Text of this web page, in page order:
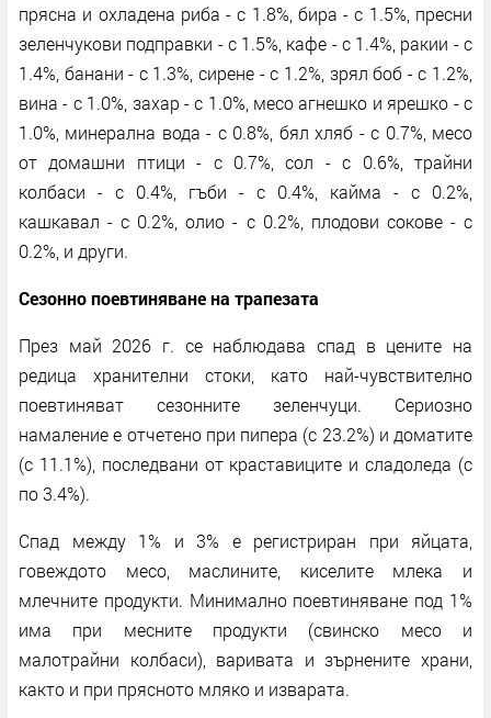
прясна и охладена риба - с 1.8%, бира - с 1.5%, пресни
зеленчукови подправки - с 1.5%, кафе - с 1.4%, ракии - с
1.4%, банани - с 1.3%, сирене - с 1.2%, зрял боб - с 1.2%,
вина - с 1.0%, захар - с 1.0%, месо агнешко и ярешко - с
1.0%, минерална вода - с 0.8%, бял хляб - с 0.7%, месо
от домашни птици - с 0.7%, сол - с 0.6%, трайни
колбаси - с 0.4%, гъби - с 0.4%, кайма - с 0.2%,
кашкавал - с 0.2%, олио - с 0.2%, плодови сокове - с
0.2%, и други.
Сезонно поевтиняване на трапезата
През май 2026 г. се наблюдава спад в цените на
редица хранителни стоки, като най-чувствително
поевтиняват сезонните зеленчуци. Сериозно
намаление е отчетено при пипера (с 23.2%) и доматите
(с 11.1%), последвани от краставиците и сладоледа (с
по 3.4%).
Спад между 1% и 3% е регистриран при яйцата,
говеждото месо, маслините, киселите млека и
млечните продукти. Минимално поевтиняване под 1%
има при месните продукти (свинско месо и
малотрайни колбаси), варивата и зърнените храни,
както и при прясното мляко и изварата.